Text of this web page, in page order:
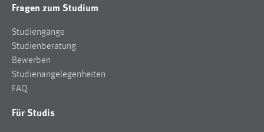
Fragen zum Studium
Studiengänge
Studienberatung
Bewerben
Studienangelegenheiten
FAQ
Für Studis